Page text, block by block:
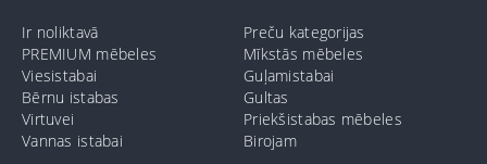
Ir noliktavā
Preču kategorijas
PREMIUM mēbeles
Mīkstās mēbeles
Viesistabai
Guļamistabai
Bērnu istabas
Gultas
Virtuvei
Priekšistabas mēbeles
Vannas istabai
Birojam